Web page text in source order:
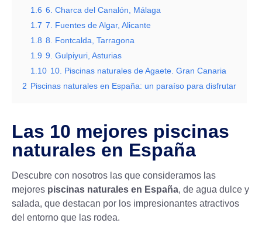
1.6 6. Charca del Canalón, Málaga
1.7 7. Fuentes de Algar, Alicante
1.8 8. Fontcalda, Tarragona
1.9 9. Gulpiyuri, Asturias
1.10 10. Piscinas naturales de Agaete. Gran Canaria
2 Piscinas naturales en España: un paraíso para disfrutar
Las 10 mejores piscinas
naturales en España
Descubre con nosotros las que consideramos las
mejores piscinas naturales en España, de agua dulce y
salada, que destacan por los impresionantes atractivos
del entorno que las rodea.